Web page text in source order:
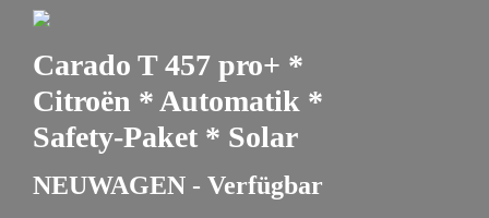
Carado T 457 pro+ *
Citroën * Automatik *
Safety-Paket * Solar
NEUWAGEN - Verfügbar